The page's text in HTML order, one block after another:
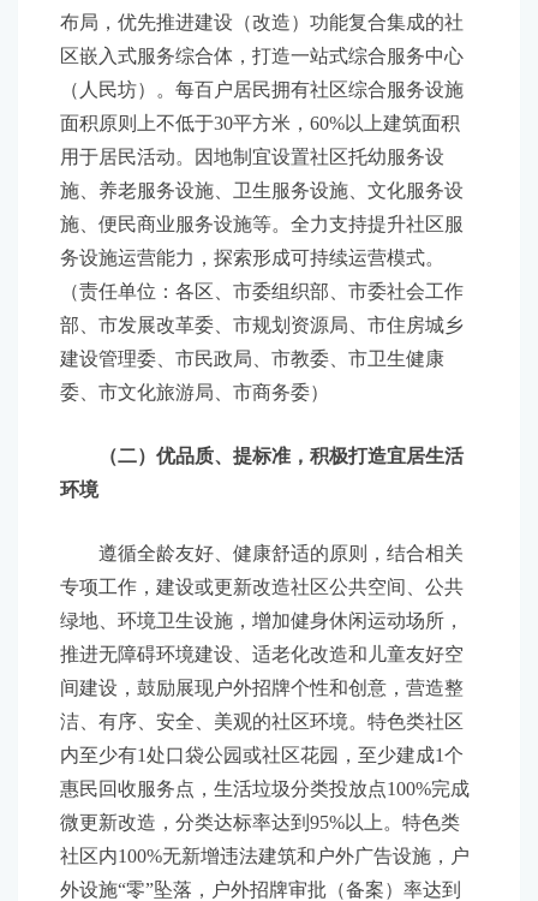
布局，优先推进建设（改造）功能复合集成的社
区嵌入式服务综合体，打造一站式综合服务中心
（人民坊）。每百户居民拥有社区综合服务设施
面积原则上不低于30平方米，60%以上建筑面积
用于居民活动。因地制宜设置社区托幼服务设
施、养老服务设施、卫生服务设施、文化服务设
施、便民商业服务设施等。全力支持提升社区服
务设施运营能力，探索形成可持续运营模式。
（责任单位：各区、市委组织部、市委社会工作
部、市发展改革委、市规划资源局、市住房城乡
建设管理委、市民政局、市教委、市卫生健康
委、市文化旅游局、市商务委）
（二）优品质、提标准，积极打造宜居生活
环境
遵循全龄友好、健康舒适的原则，结合相关
专项工作，建设或更新改造社区公共空间、公共
绿地、环境卫生设施，增加健身休闲运动场所，
推进无障碍环境建设、适老化改造和儿童友好空
间建设，鼓励展现户外招牌个性和创意，营造整
洁、有序、安全、美观的社区环境。特色类社区
内至少有1处口袋公园或社区花园，至少建成1个
惠民回收服务点，生活垃圾分类投放点100%完成
微更新改造，分类达标率达到95%以上。特色类
社区内100%无新增违法建筑和户外广告设施，户
外设施“零”坠落，户外招牌审批（备案）率达到